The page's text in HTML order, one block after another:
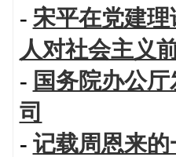
- 宋平在党建
人对社会主义
- 国务院办公
司
- 记载周恩来